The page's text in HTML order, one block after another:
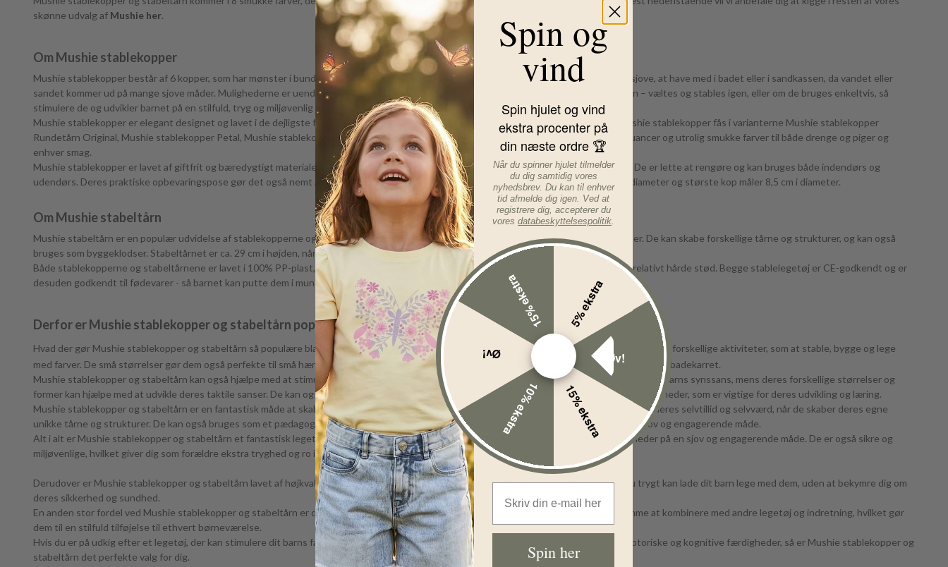
skønne udvalg af Mushie her.
Om Mushie stablekopper
Mushie stablekopper består af 6 kopper, som har mønster i bunden. Disse mønstre er inspireret af eventyr og gør stablekopperne rigtig sjove, at have med i badet eller i sandkassen, da vandet eller
sandet kommer ud på mange sjove måder. Mulighederne er uendelige med disse sæt. Om stablekopper stables ovenpå hinanden til et tårn – væltes og stables igen, eller om de bruges enkeltvis, så
stimulere de og udvikler barnet på en stilfuld, tryg og miljøvenlig måde.
Mushie stablekopper er elegant designet og lavet i de dejligste farver, de vil passe perfekt til børneværelset samt resten af hjemmet. Mushie stablekopper fås i varianterne Mushie stablekopper
Rundetårn Original, Mushie stablekopper Petal, Mushie stablekopper Rundetårn Forrest, Mushie stablekopper Retro - alle i hver deres nuancer og utrolig smukke farver til både drenge og piger og
enhver smag.
Mushie stablekopper er lavet af giftfrit og bæredygtigt materiale, der sikrer, at de er sikre at lege med, samtidig med at de er miljøvenlige. De er lette at rengøre og kan bruges både indendørs og
udendørs. Deres praktiske opbevaringspose gør det også nemt at tage dem med på farten. Stablekoppernes mindste kop måler 5,5 cm i diameter og største kop måler 8,5 cm i diameter.
Om Mushie stabeltårn
Mushie stabeltårn er en populær udvidelse af stablekopperne og giver dit barn endnu flere muligheder for at udforske deres kreative evner. De kan skabe forskellige tårne og strukturer, og kan også
bruges som byggeklodser. Stabeltårnet er ca. 29 cm i højden, når det er stablet.
Både stablekopperne og stabeltårnene er lavet i 100% PP-plast, ligesom servicen fra Mushies. PP-plasten er uden skidt kemi og kan tåle relativt hårde stød. Begge stablelegetøj er CE-godkendt og er
desuden godkendt til fødevarer - så barnet kan putte dem i munden.
Derfor er Mushie stablekopper og stabeltårn populært stablelegetøj
Hvad der gør Mushie stablekopper og stabeltårn så populære blandt forældre og børn er deres alsidighed og fleksibilitet. De kan bruges til mange forskellige aktiviteter, som at stable, bygge og lege
med farver. De små størrelser gør dem også perfekte til små hænder, og udover de oplagte stablelege kan de også bruges til leg i sandkassen og i badekarret.
Mushie stablekopper og stabeltårn kan også hjælpe med at stimulere dit barns sanser. De farverige kopper og tårn kan hjælpe med at udvikle dit barns synssans, mens deres forskellige størrelser og
former kan hjælpe med at udvikle deres taktile sanser. De kan også hjælpe med at udvikle dit barns hånd-øje koordination og finmotoriske færdigheder, som er vigtige for deres udvikling og læring.
Mushie stablekopper og stabeltårn er en fantastisk måde at skabe sjove og lærerige aktiviteter for dit barn, og de kan hjælpe med at opbygge deres selvtillid og selvværd, når de skaber deres egne
unikke tårne og strukturer. De kan også bruges som et pædagogisk værktøj, hvor du kan lære dit barn om farver, størrelser og former på en sjov og engagerende måde.
Alt i alt er Mushie stablekopper og stabeltårn et fantastisk legetøj, der kan hjælpe med at udvikle dit barns motoriske og kognitive færdigheder på en sjov og engagerende måde. De er også sikre og
miljøvenlige, hvilket giver dig som forældre ekstra tryghed og ro i sindet.
Derudover er Mushie stablekopper og stabeltårn lavet af højkvalitets materialer, der er fri for skadelige stoffer og BPA. Det betyder, at du trygt kan lade dit barn lege med dem, uden at bekymre dig om
deres sikkerhed og sundhed.
En anden stor fordel ved Mushie stablekopper og stabeltårn er deres enkle og elegante design. Deres minimalistiske design gør dem nemme at kombinere med andre legetøj og indretning, hvilket gør
dem til en stilfuld tilføjelse til ethvert børneværelse.
Hvis du er på udkig efter et legetøj, der kan stimulere dit barns fantasi og kreativitet, samtidig med at det hjælper med at udvikle deres motoriske og kognitive færdigheder, så er Mushie stablekopper og
stabeltårn det perfekte valg for dig.
Spin og
vind
Spin hjulet og vind
ekstra procenter på
din næste ordre 🏆
Når du spinner hjulet tilmelder
du dig samtidig vores
nyhedsbrev. Du kan til enhver
tid afmelde dig igen. Ved at
registrere dig, accepterer du
vores databeskyttelsespolitik.
5% ekstra
Øv!
15% ekstra
10% ekstra
Øv!
15% ekstra
Spin her